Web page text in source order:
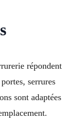
répondent
serrures
sont adaptées